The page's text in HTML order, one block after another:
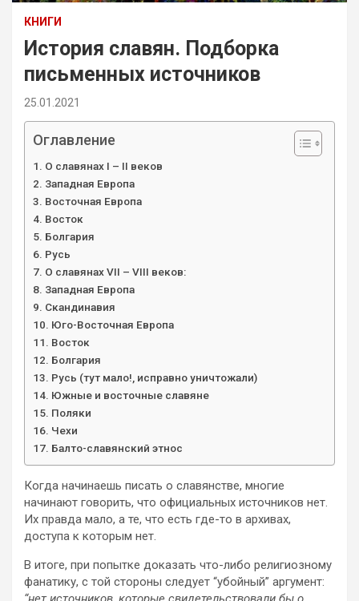
КНИГИ
История славян. Подборка
письменных источников
25.01.2021
Оглавление
О славянах I – II веков
Западная Европа
Восточная Европа
Восток
Болгария
Русь
О славянах VII – VIII веков:
Западная Европа
Скандинавия
Юго-Восточная Европа
Восток
Болгария
Русь (тут мало!, исправно уничтожали)
Южные и восточные славяне
Поляки
Чехи
Балто-славянский этнос
Когда начинаешь писать о славянстве, многие
начинают говорить, что официальных источников нет.
Их правда мало, а те, что есть где-то в архивах,
доступа к которым нет.
В итоге, при попытке доказать что-либо религиозному
фанатику, с той стороны следует “убойный” аргумент: